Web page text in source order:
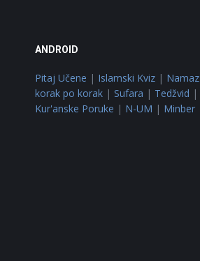
ANDROID
Pitaj Učene | Islamski Kviz| Namaz
korak po korak| Sufara | Tedžvid |
Kur'anske Poruke | N-UM | Minber